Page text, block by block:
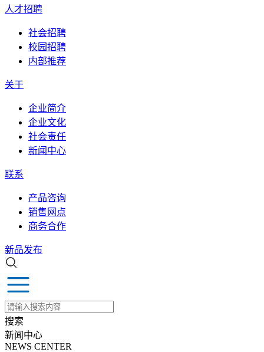
人才招聘
社会招聘
校园招聘
内部推荐
关于
企业简介
企业文化
社会责任
新闻中心
联系
产品咨询
销售网点
商务合作
新品发布
搜索
新闻中心
NEWS CENTER